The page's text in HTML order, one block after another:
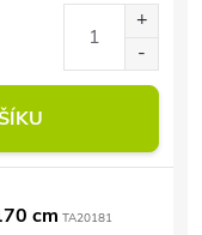
cm TA20181